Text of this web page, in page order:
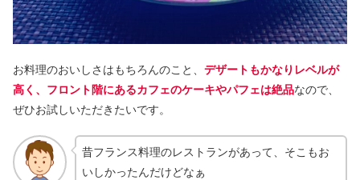
お料理のおいしさはもちろんのこと、 デザートもかなりレベルが
高く、フロント階にあるカフェのケーキやパフェは絶品なので、
ぜひお試しいただきたいです。
昔フランス料理のレストランがあって、そこもお
いしかったんだけどなぁ